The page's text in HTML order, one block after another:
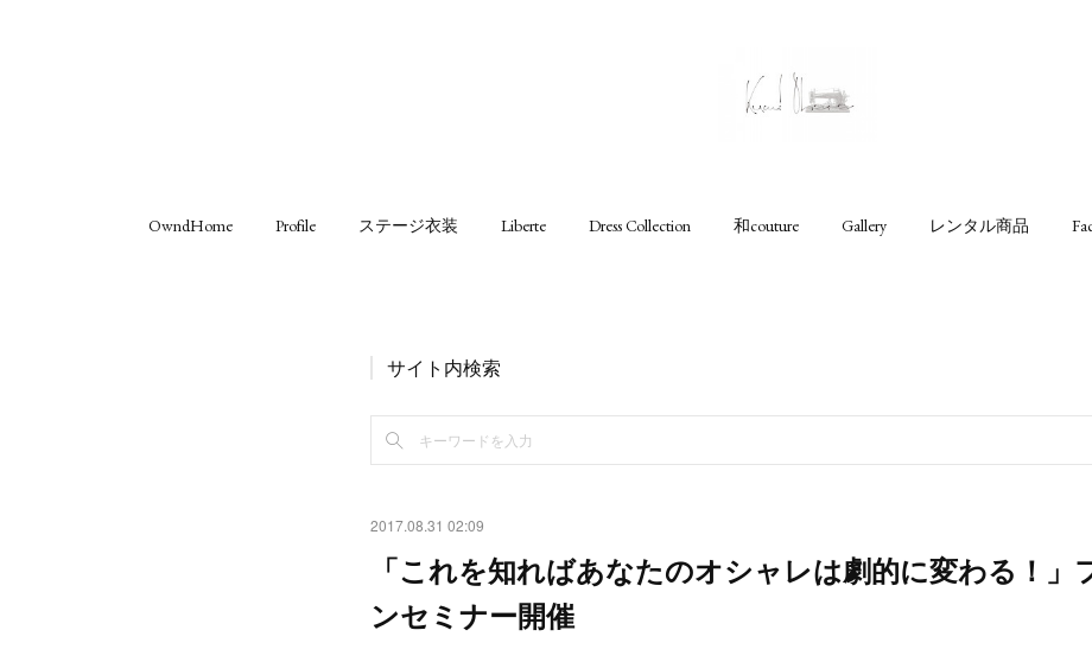
OwndHome Profile ステージ衣装 Liberte Dress Collection 和couture Gallery レンタル商品
サイト内検索
2017.08.31 02:09
「これを知ればあなたのオシャレは劇的に変わる！」
ンセミナー開催